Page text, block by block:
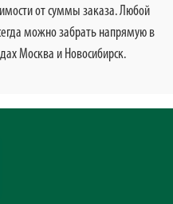
от суммы заказа. Любой
можно забрать напрямую в
Москва и Новосибирск.